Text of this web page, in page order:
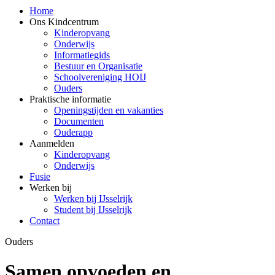
Home
Ons Kindcentrum
Kinderopvang
Onderwijs
Informatiegids
Bestuur en Organisatie
Schoolvereniging HOIJ
Ouders
Praktische informatie
Openingstijden en vakanties
Documenten
Ouderapp
Aanmelden
Kinderopvang
Onderwijs
Fusie
Werken bij
Werken bij IJsselrijk
Student bij IJsselrijk
Contact
Ouders